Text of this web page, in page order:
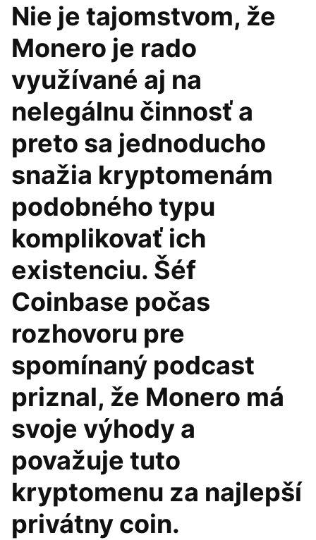
Nie je tajomstvom, že
Monero je rado
využívané aj na
nelegálnu činnosť a
preto sa jednoducho
snažia kryptomenám
podobného typu
komplikovať ich
existenciu. Šéf
Coinbase počas
rozhovoru pre
spomínaný podcast
priznal, že Monero má
svoje výhody a
považuje tuto
kryptomenu za najlepší
privátny coin.